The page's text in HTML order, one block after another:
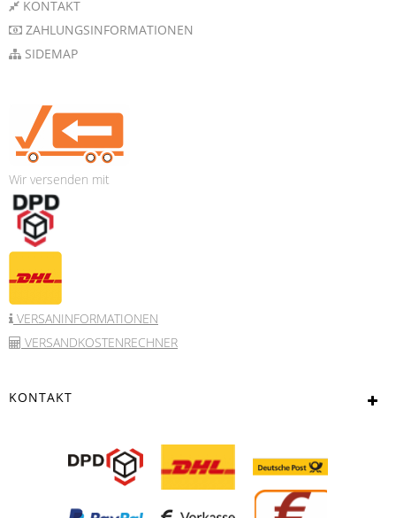
KONTAKT
ZAHLUNGSINFORMATIONEN
SIDEMAP
Wir versenden mit
VERSANINFORMATIONEN
VERSANDKOSTENRECHNER
KONTAKT